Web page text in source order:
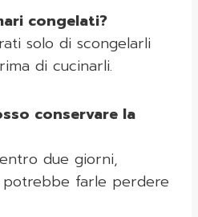
congelati?
solo di scongelarli
di cucinarli.
conservare la
due giorni,
farle perdere